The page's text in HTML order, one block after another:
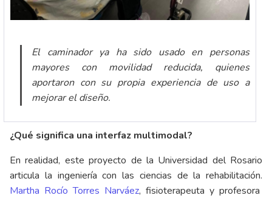
El caminador ya ha sido usado en personas
mayores con movilidad reducida, quienes
aportaron con su propia experiencia de uso a
mejorar el diseño.
¿Qué significa una interfaz multimodal?
En realidad, este proyecto de la Universidad del Rosario
articula la ingeniería con las ciencias de la rehabilitación.
Martha Rocío Torres Narváez, fisioterapeuta y profesora